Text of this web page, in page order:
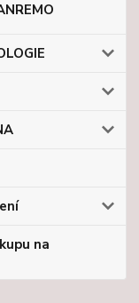
na